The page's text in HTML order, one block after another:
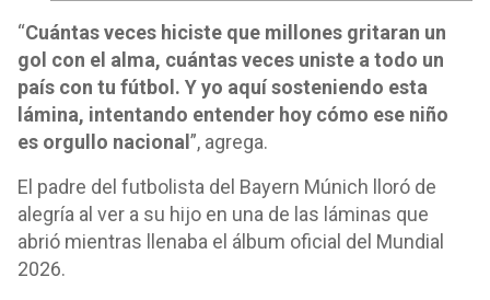
“Cuántas veces hiciste que millones gritaran un
gol con el alma, cuántas veces uniste a todo un
país con tu fútbol. Y yo aquí sosteniendo esta
lámina, intentando entender hoy cómo ese niño
es orgullo nacional ”, agrega.
El padre del futbolista del Bayern Múnich lloró de
alegría al ver a su hijo en una de las láminas que
abrió mientras llenaba el álbum oficial del Mundial
2026.